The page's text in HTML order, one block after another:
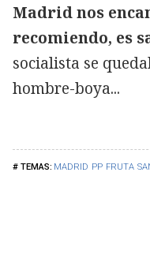
MADRID PP FRUTA
Madrid nos
recomiendo, es
socialista se
hombre-boya...